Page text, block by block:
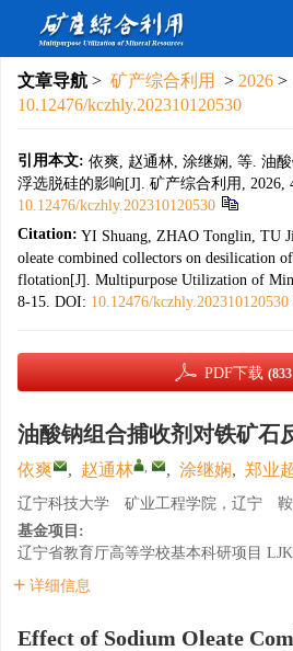
文章导航 > 矿产综合利用 > 2026 >
10.12476/kczhly.202310120530
引用本文: 依爽, 赵通林, 涂继娴, 等. 油
浮选脱硅的影响[J]. 矿产综合利用, 2026,
10.12476/kczhly.202310120530
Citation: YI Shuang, ZHAO Tonglin, TU
oleate combined collectors on desilication
flotation[J]. Multipurpose Utilization of
8-15. DOI: 10.12476/kczhly.202310120530
PDF下载
油酸钠组合捕收剂对铁矿石
依爽 , 赵通林 , , 涂继娴, 郑业
辽宁科技大学 矿业工程学院，辽宁
基金项目:
辽宁省教育厅高等学校基本科研项目
详细信息
Effect of Sodium Oleate